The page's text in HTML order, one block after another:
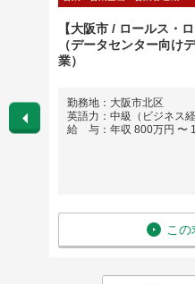
【大阪市 / ロールス・
（データセンター向け
業）
勤務地：大阪市北区
英語力：中級（ビジネス経
給 与：年収 800万円 〜
こ